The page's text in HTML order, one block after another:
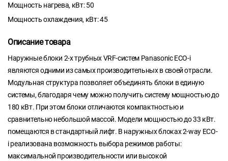
Мощность нагрева, кВт: 50
Мощность охлаждения, кВт: 45
Описание товара
Наружные блоки 2-х трубных VRF-систем Panasonic ECO-i
являются одними из самых производительных в своей отрасли.
Модульная структура позволяет объединять блоки в единую
системы, благодаря чему можно получить систему мощностью до
180 кВт. При этом блоки отличаются компактностью и
сравнительно небольшой массой. Модели мощностью до 33 кВт.
помещаются в стандартный лифт. В наружных блоках 2-way ECO-
i реализована возможность выбора режимов работы:
максимальной производительности или высокой